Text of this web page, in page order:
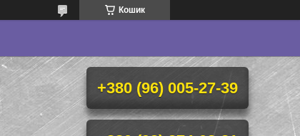
Кошик
+380 (96) 005-27-39